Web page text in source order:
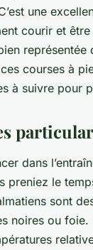
une
courir et
courses à
à suivre pour
dans
preniez le
sont
noires ou